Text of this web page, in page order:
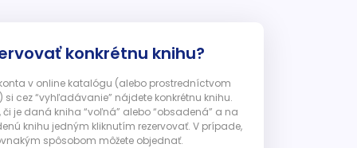
konkrétnu knihu?
v online katalógu (alebo prostredníctvom
cez “vyhľadávanie” nájdete konkrétnu knihu.
je daná kniha “voľná” alebo “obsadená” a na
knihu jedným kliknutím rezervovať. V prípade,
spôsobom môžete objednať.